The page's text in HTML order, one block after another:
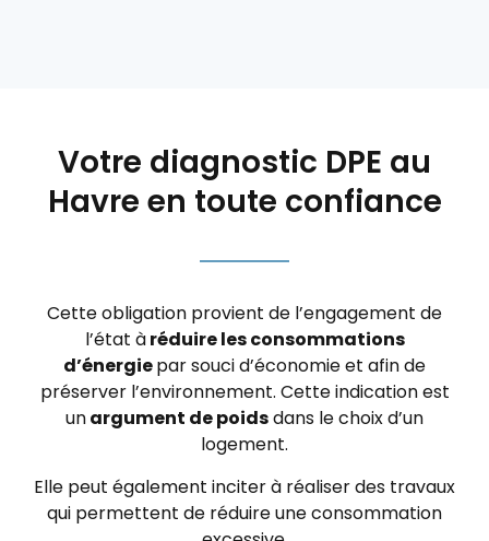
Votre diagnostic DPE au
Havre en toute confiance
Cette obligation provient de l’engagement de
l’état àréduire les consommations
d’énergiepar souci d’économie et afin de
préserver l’environnement. Cette indication est
unargument de poidsdans le choix d’un
logement.
Elle peut également inciter à réaliser des travaux
qui permettent de réduire une consommation